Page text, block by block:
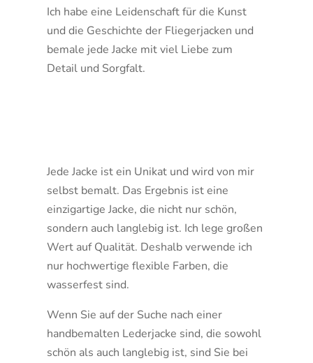
Ich habe eine Leidenschaft für die Kunst
und die Geschichte der Fliegerjacken und
bemale jede Jacke mit viel Liebe zum
Detail und Sorgfalt.
Jede Jacke ist ein Unikat und wird von mir
selbst bemalt. Das Ergebnis ist eine
einzigartige Jacke, die nicht nur schön,
sondern auch langlebig ist. Ich lege großen
Wert auf Qualität. Deshalb verwende ich
nur hochwertige flexible Farben, die
wasserfest sind.
Wenn Sie auf der Suche nach einer
handbemalten Lederjacke sind, die sowohl
schön als auch langlebig ist, sind Sie bei